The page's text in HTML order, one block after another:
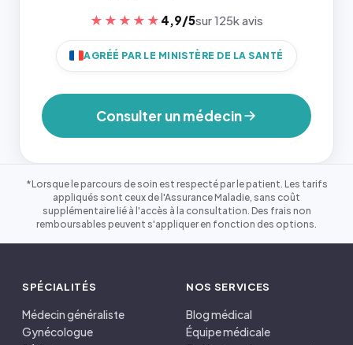
★★★★★ 4,9/5sur 125k avis
AGRÉÉ PAR LE MINISTÈRE DE LA SANTÉ
Consulter un médecin
*Lorsque le parcours de soin est respecté par le patient. Les tarifs
appliqués sont ceux de l'Assurance Maladie, sans coût
supplémentaire lié à l'accès à la consultation. Des frais non
remboursables peuvent s'appliquer en fonction des options.
SPÉCIALITÉS
Médecin généraliste
Gynécologue
NOS SERVICES
Blog médical
Équipe médicale